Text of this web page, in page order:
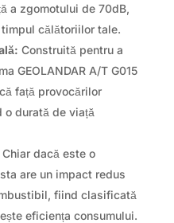
a zgomotului de 70dB,
călătoriilor tale.
Construită pentru a
GEOLANDAR A/T G015
față provocărilor
durată de viață
Chiar dacă este o
are un impact redus
fiind clasificată
eficiența consumului.